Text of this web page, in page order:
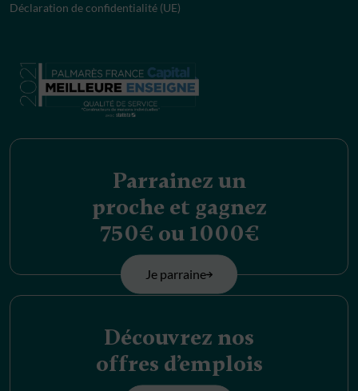
Déclaration de confidentialité (UE)
Parrainez un
proche et gagnez
750€ ou 1000€
Je parraine
Découvrez nos
offres d’emplois